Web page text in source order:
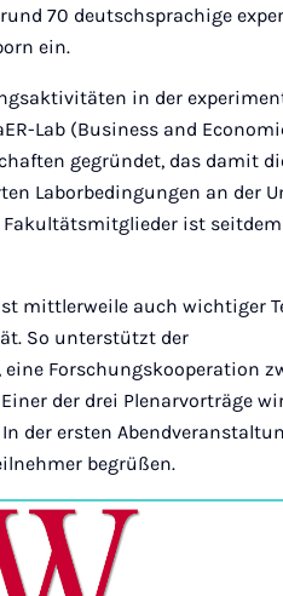
70 deutschsprachige
ein.
in der
Lab (Business and
gegründet, das damit
Laborbedingungen an der
Fakultätsmitglieder ist
mittlerweile auch wichtiger
So unterstützt der
eine Forschungskooperation
der drei Plenarvorträge
der ersten
begrüßen.